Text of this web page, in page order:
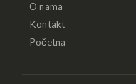
O nama
Kontakt
Početna